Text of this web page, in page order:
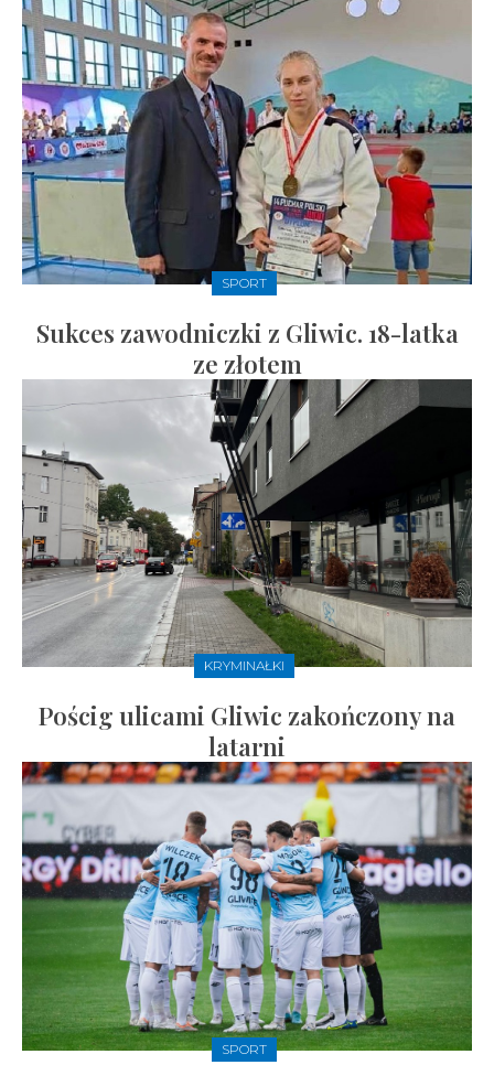
SPORT
Sukces zawodniczki z Gliwic. 18-latka
ze złotem
KRYMINAŁKI
Pościg ulicami Gliwic zakończony na
latarni
SPORT